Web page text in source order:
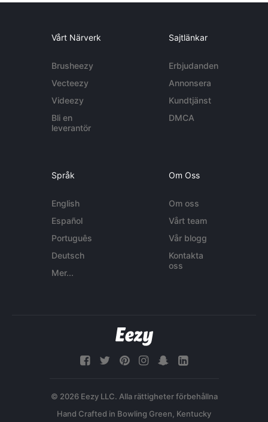
Vårt Närverk
Brusheezy
Vecteezy
Videezy
Bli en
leverantör
Sajtlänkar
Erbjudanden
Annonsera
Kundtjänst
DMCA
Språk
English
Español
Português
Deutsch
Mer...
Om Oss
Om oss
Vårt team
Vår blogg
Kontakta
oss
© 2026 Eezy LLC. Alla rättigheter förbehållna